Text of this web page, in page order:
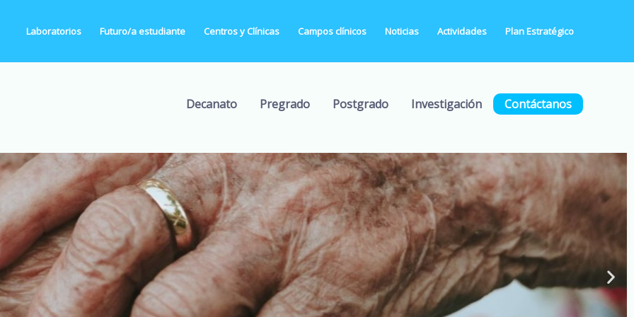
Laboratorios Futuro/a estudiante Centros y Clínicas Campos clínicos Noticias Actividades Plan Estratégico
Decanato Pregrado Postgrado Investigación Contáctanos
riesgo de fragilidad a partir de
exámenes de sangre
Ver más